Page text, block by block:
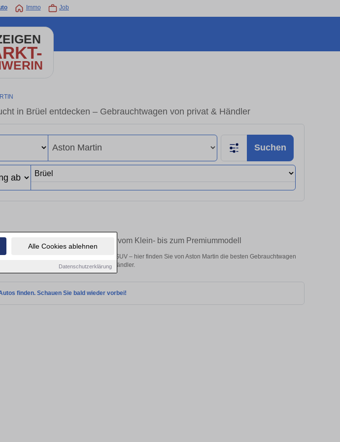
Alle Cookies ablehnen
Datenschutzerklärung
Immo Job
in Brüel entdecken – Gebrauchtwagen von privat & Händler
Suchen
gebrauchten Aston Martin – vom Klein- bis zum Premiummodell
Fahrzeuge. Von Kleinwagen bis hin zum SUV – hier finden Sie von Aston Martin die besten Gebrauchtwagen
in Brüel von privat und vom Händler.
finden. Schauen Sie bald wieder vorbei!